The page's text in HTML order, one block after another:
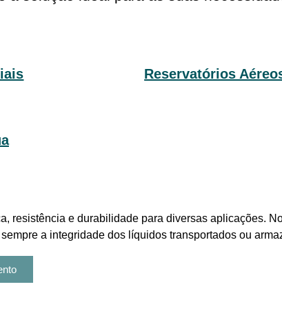
Reservatórios
resistência e durabilidade para diversas aplicações.
a integridade dos líquidos transportados ou